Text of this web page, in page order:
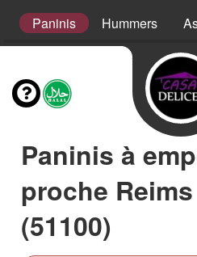
Paninis Hummers
Paninis à
proche
(51100)